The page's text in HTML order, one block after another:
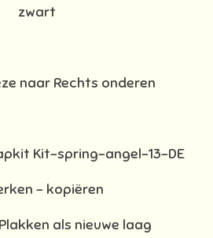
zwart
naar Rechts onderen
Kit-spring-angel-13-DE
– kopiëren
als nieuwe laag